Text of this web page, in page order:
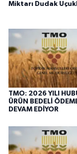
Miktarı Dudak
TMO: 2026 YILI
ÜRÜN BEDELİ
DEVAM EDİYOR